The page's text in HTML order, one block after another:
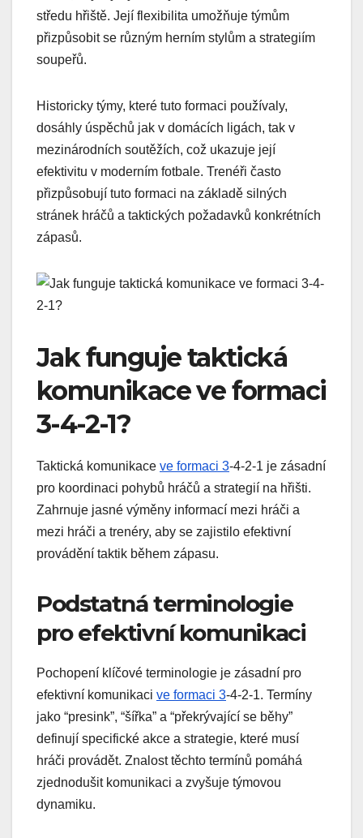
středu hřiště. Její flexibilita umožňuje týmům
přizpůsobit se různým herním stylům a strategiím
soupeřů.
Historicky týmy, které tuto formaci používaly,
dosáhly úspěchů jak v domácích ligách, tak v
mezinárodních soutěžích, což ukazuje její
efektivitu v moderním fotbale. Trenéři často
přizpůsobují tuto formaci na základě silných
stránek hráčů a taktických požadavků konkrétních
zápasů.
Jak funguje taktická
komunikace ve formaci
3-4-2-1?
Taktická komunikace ve formaci 3-4-2-1 je zásadní
pro koordinaci pohybů hráčů a strategií na hřišti.
Zahrnuje jasné výměny informací mezi hráči a
mezi hráči a trenéry, aby se zajistilo efektivní
provádění taktik během zápasu.
Podstatná terminologie
pro efektivní komunikaci
Pochopení klíčové terminologie je zásadní pro
efektivní komunikaci ve formaci 3-4-2-1. Termíny
jako “presink”, “šířka” a “překrývající se běhy”
definují specifické akce a strategie, které musí
hráči provádět. Znalost těchto termínů pomáhá
zjednodušit komunikaci a zvyšuje týmovou
dynamiku.